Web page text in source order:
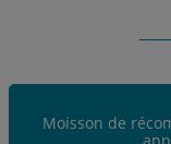
Moisson de